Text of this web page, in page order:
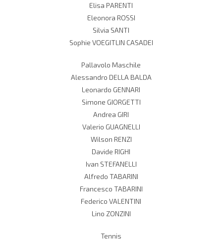
Elisa PARENTI
Eleonora ROSSI
Silvia SANTI
Sophie VOEGITLIN CASADEI
Pallavolo Maschile
Alessandro DELLA BALDA
Leonardo GENNARI
Simone GIORGETTI
Andrea GIRI
Valerio GUAGNELLI
Wilson RENZI
Davide RIGHI
Ivan STEFANELLI
Alfredo TABARINI
Francesco TABARINI
Federico VALENTINI
Lino ZONZINI
Tennis